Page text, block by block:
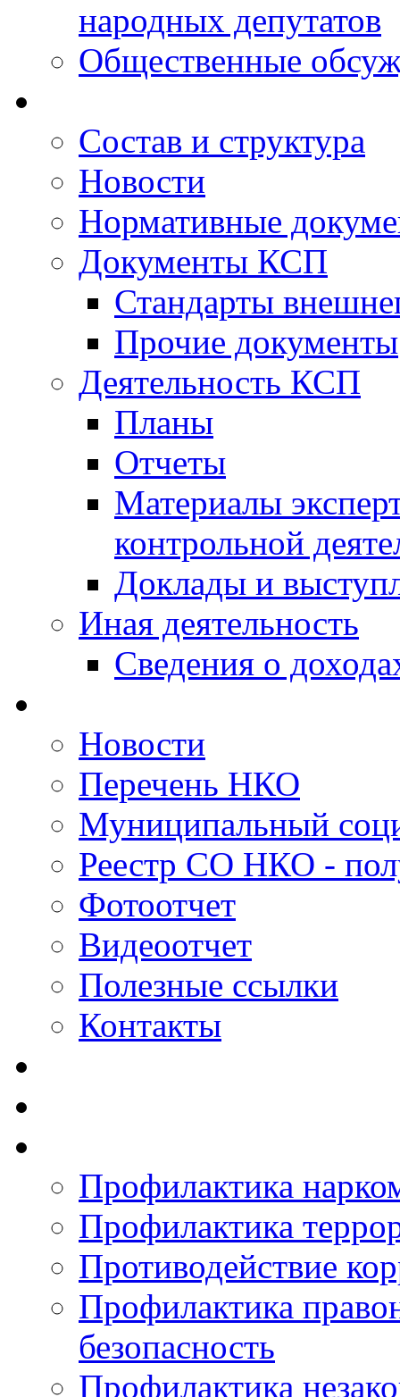
народных депутатов
Общественные
Состав и структура
Новости
Нормативные
Документы КСП
Стандарты
Прочие документы
Деятельность КСП
Планы
Отчеты
Материалы
контрольной
Доклады и
Иная деятельность
Сведения о
Новости
Перечень НКО
Муниципальный
Реестр СО НКО -
Фотоотчет
Видеоотчет
Полезные ссылки
Контакты
Профилактика
Профилактика
Противодействие
Профилактика
безопасность
Профилактика